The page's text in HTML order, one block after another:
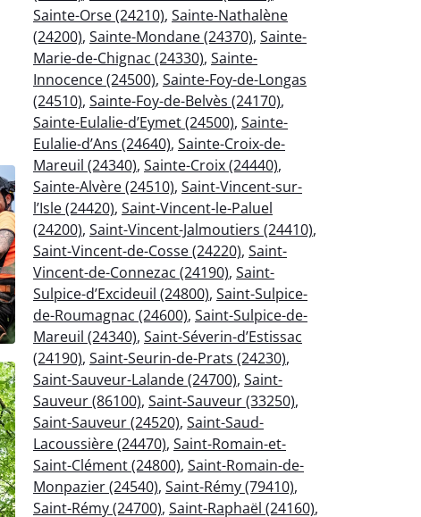
Sainte-Orse (24210), Sainte-Nathalène
(24200), Sainte-Mondane (24370), Sainte-
Marie-de-Chignac (24330), Sainte-
Innocence (24500), Sainte-Foy-de-Longas
(24510), Sainte-Foy-de-Belvès (24170),
Sainte-Eulalie-d’Eymet (24500), Sainte-
Eulalie-d’Ans (24640), Sainte-Croix-de-
Mareuil (24340), Sainte-Croix (24440),
Sainte-Alvère (24510), Saint-Vincent-sur-
l’Isle (24420), Saint-Vincent-le-Paluel
(24200), Saint-Vincent-Jalmoutiers (24410),
Saint-Vincent-de-Cosse (24220), Saint-
Vincent-de-Connezac (24190), Saint-
Sulpice-d’Excideuil (24800), Saint-Sulpice-
de-Roumagnac (24600), Saint-Sulpice-de-
Mareuil (24340), Saint-Séverin-d’Estissac
(24190), Saint-Seurin-de-Prats (24230),
Saint-Sauveur-Lalande (24700), Saint-
Sauveur (86100), Saint-Sauveur (33250),
Saint-Sauveur (24520), Saint-Saud-
Lacoussière (24470), Saint-Romain-et-
Saint-Clément (24800), Saint-Romain-de-
Monpazier (24540), Saint-Rémy (79410),
Saint-Rémy (24700), Saint-Raphaël (24160),